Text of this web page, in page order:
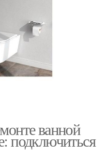
ванной
подключиться